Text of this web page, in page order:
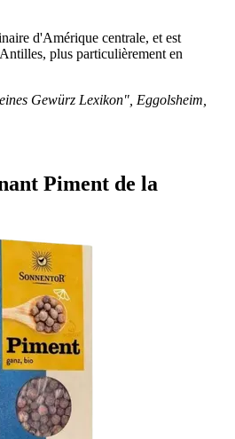
d'Amérique centrale, et est
plus particulièrement en
Gewürz Lexikon", Eggolsheim,
Piment de la